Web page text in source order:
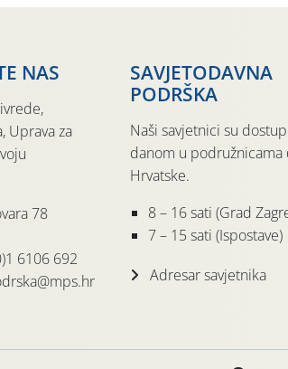
NAS
Uprava za
78
6106 692
SAVJETODAVNA
PODRŠKA
Naši savjetnici su
danom u podružnicama
Hrvatske.
8 – 16 sati (Grad
7 – 15 sati (Ispostave)
Adresar savjetnika